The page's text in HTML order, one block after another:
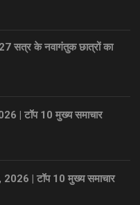
सत्र के नवागंतुक छात्रों का
| टॉप 10 मुख्य समाचार
| टॉप 10 मुख्य समाचार